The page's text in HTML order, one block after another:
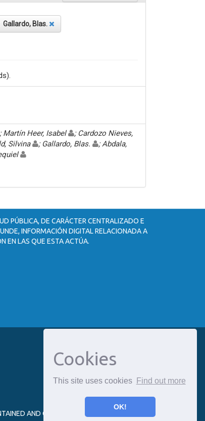
Cookies
This site uses cookies Find out more
OK!
Gallardo, Blas.
; Martín Heer, Isabel
; Cardozo Nieves,
Silvina ; Gallardo, Blas.
; Abdala,
PÚBLICA, DE CARÁCTER CENTRALIZADO E
INFORMACIÓN DIGITAL RELACIONADA A
EN LAS QUE ESTA ACTÚA.
AND OPTIMIZED BY